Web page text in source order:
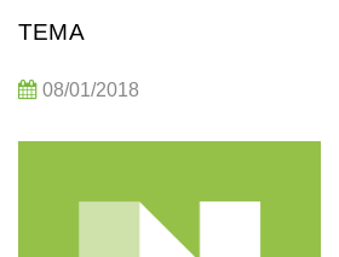
TEMA
08/01/2018